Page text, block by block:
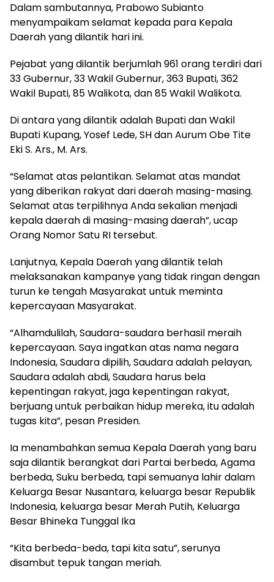
Dalam sambutannya, Prabowo Subianto
menyampaikam selamat kepada para Kepala
Daerah yang dilantik hari ini.
Pejabat yang dilantik berjumlah 961 orang terdiri dari
33 Gubernur, 33 Wakil Gubernur, 363 Bupati, 362
Wakil Bupati, 85 Walikota, dan 85 Wakil Walikota.
Di antara yang dilantik adalah Bupati dan Wakil
Bupati Kupang, Yosef Lede, SH dan Aurum Obe Tite
Eki S. Ars., M. Ars.
“Selamat atas pelantikan. Selamat atas mandat
yang diberikan rakyat dari daerah masing-masing.
Selamat atas terpilihnya Anda sekalian menjadi
kepala daerah di masing-masing daerah”, ucap
Orang Nomor Satu RI tersebut.
Lanjutnya, Kepala Daerah yang dilantik telah
melaksanakan kampanye yang tidak ringan dengan
turun ke tengah Masyarakat untuk meminta
kepercayaan Masyarakat.
“Alhamdulilah, Saudara-saudara berhasil meraih
kepercayaan. Saya ingatkan atas nama negara
Indonesia, Saudara dipilih, Saudara adalah pelayan,
Saudara adalah abdi, Saudara harus bela
kepentingan rakyat, jaga kepentingan rakyat,
berjuang untuk perbaikan hidup mereka, itu adalah
tugas kita”, pesan Presiden.
Ia menambahkan semua Kepala Daerah yang baru
saja dilantik berangkat dari Partai berbeda, Agama
berbeda, Suku berbeda, tapi semuanya lahir dalam
Keluarga Besar Nusantara, keluarga besar Republik
Indonesia, keluarga besar Merah Putih, Keluarga
Besar Bhineka Tunggal Ika
“Kita berbeda-beda, tapi kita satu”, serunya
disambut tepuk tangan meriah.